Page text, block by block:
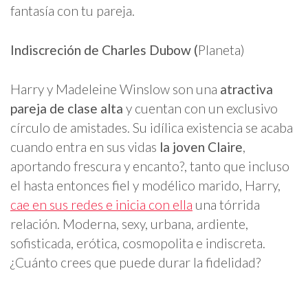
fantasía con tu pareja.
Indiscreción de Charles Dubow (Planeta)
Harry y Madeleine Winslow son una atractiva
pareja de clase alta y cuentan con un exclusivo
círculo de amistades. Su idílica existencia se acaba
cuando entra en sus vidas la joven Claire,
aportando frescura y encanto?, tanto que incluso
el hasta entonces fiel y modélico marido, Harry,
cae en sus redes e inicia con ella una tórrida
relación. Moderna, sexy, urbana, ardiente,
sofisticada, erótica, cosmopolita e indiscreta.
¿Cuánto crees que puede durar la fidelidad?